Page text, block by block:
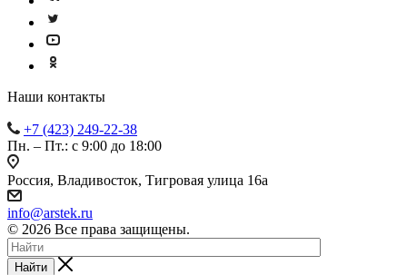
Наши контакты
+7 (423) 249-22-38
Пн. – Пт.: с 9:00 до 18:00
Россия, Владивосток, Тигровая улица 16а
info@arstek.ru
© 2026 Все права защищены.
Найти